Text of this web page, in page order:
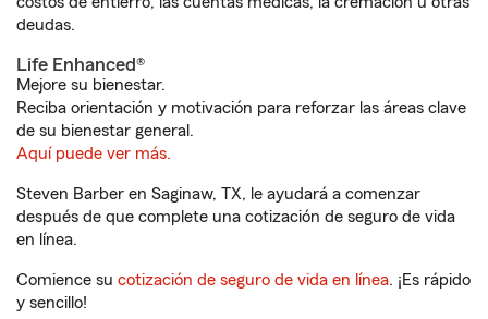
deudas.
Life Enhanced®
Mejore su bienestar.
Reciba orientación y motivación para reforzar las áreas clave
de su bienestar general.
Aquí puede ver más.
Steven Barber en Saginaw, TX, le ayudará a comenzar
después de que complete una cotización de seguro de vida
en línea.
Comience su cotización de seguro de vida en línea. ¡Es rápido
y sencillo!